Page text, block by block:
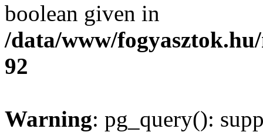
boolean given in
/data/www/
92
Warning: pg_query():